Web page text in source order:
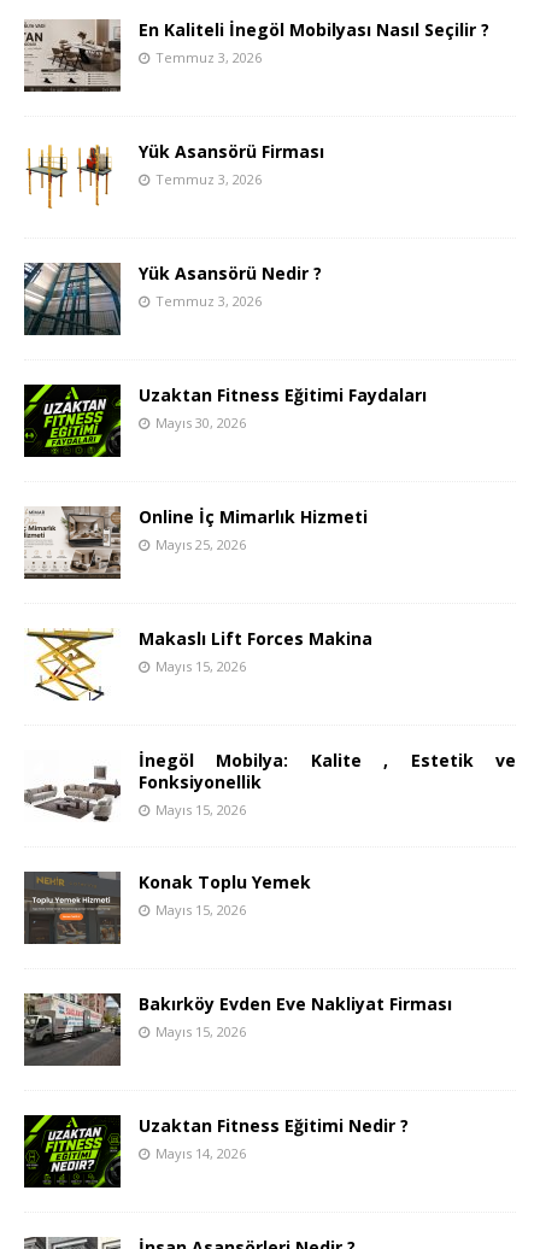
En Kaliteli İnegöl Mobilyası Nasıl Seçilir ?
Temmuz 3, 2026
Yük Asansörü Firması
Temmuz 3, 2026
Yük Asansörü Nedir ?
Temmuz 3, 2026
Uzaktan Fitness Eğitimi Faydaları
Mayıs 30, 2026
Online İç Mimarlık Hizmeti
Mayıs 25, 2026
Makaslı Lift Forces Makina
Mayıs 15, 2026
İnegöl Mobilya: Kalite , Estetik ve
Fonksiyonellik
Mayıs 15, 2026
Konak Toplu Yemek
Mayıs 15, 2026
Bakırköy Evden Eve Nakliyat Firması
Mayıs 15, 2026
Uzaktan Fitness Eğitimi Nedir ?
Mayıs 14, 2026